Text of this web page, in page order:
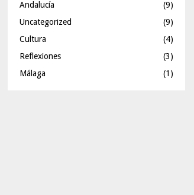
Andalucía
(9)
Uncategorized
(9)
Cultura
(4)
Reflexiones
(3)
Málaga
(1)